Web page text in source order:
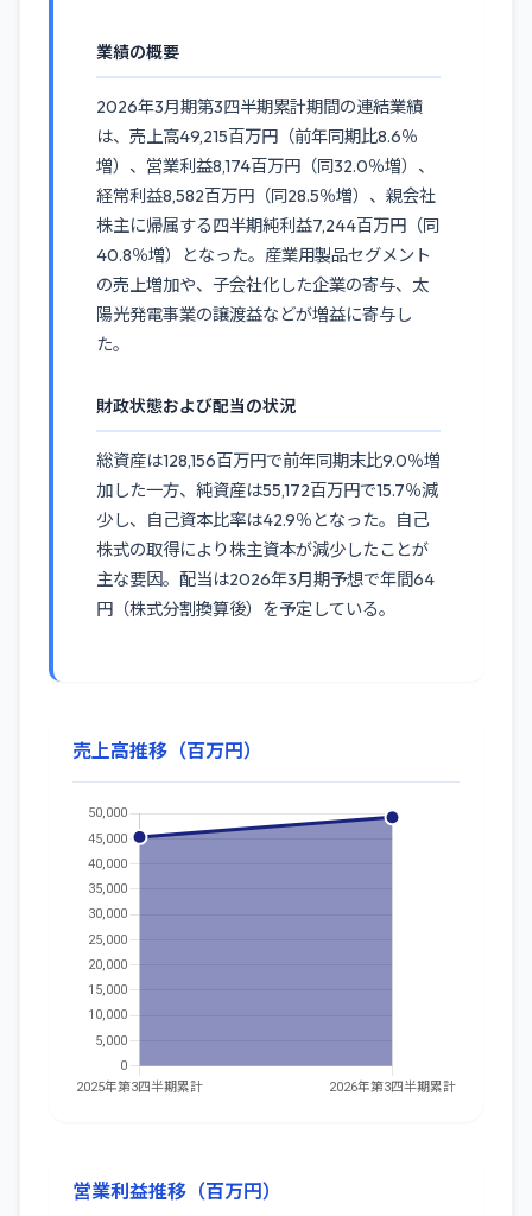
業績の概要
2026年3月期第3四半期累計期間の連結業績
は、売上高49,215百万円（前年同期比8.6％
増）、営業利益8,174百万円（同32.0％増）、
経常利益8,582百万円（同28.5％増）、親会社
株主に帰属する四半期純利益7,244百万円（同
40.8％増）となった。産業用製品セグメント
の売上増加や、子会社化した企業の寄与、太
陽光発電事業の譲渡益などが増益に寄与し
た。
財政状態および配当の状況
総資産は128,156百万円で前年同期末比9.0％増
加した一方、純資産は55,172百万円で15.7％減
少し、自己資本比率は42.9％となった。自己
株式の取得により株主資本が減少したことが
主な要因。配当は2026年3月期予想で年間64
円（株式分割換算後）を予定している。
売上高推移（百万円）
営業利益推移（百万円）